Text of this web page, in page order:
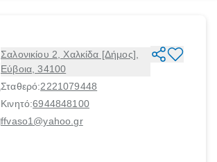
Σαλονικίου 2, Χαλκίδα [Δήμος],
Εύβοια, 34100
Σταθερό:2221079448
Κινητό:6944848100
ffvaso1@yahoo.gr